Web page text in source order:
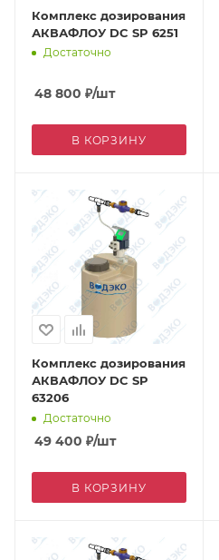
Комплекс дозирования
АКВАФЛОУ DC SP 6251
Достаточно
48 800 ₽/шт
В КОРЗИНУ
Комплекс дозирования
АКВАФЛОУ DC SP
63206
Достаточно
49 400 ₽/шт
В КОРЗИНУ